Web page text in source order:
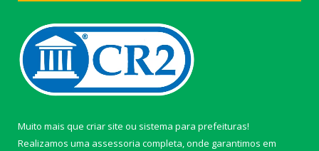
Muito mais que criar site ou sistema para prefeituras!
Realizamos uma assessoria completa, onde garantimos em